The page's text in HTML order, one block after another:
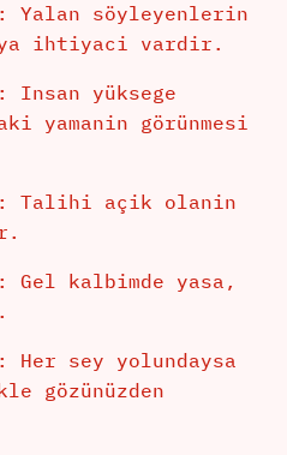
Yalan söyleyenlerin
ihtiyaci vardir.
Insan yüksege
yamanin görünmesi
: Talihi açik olanin
Gel kalbimde yasa,
sey yolundaysa
gözünüzden